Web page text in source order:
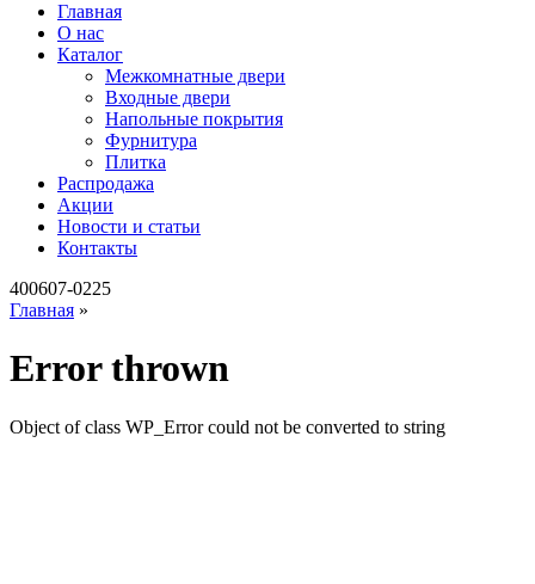
Главная
О нас
Каталог
Межкомнатные двери
Входные двери
Напольные покрытия
Фурнитура
Плитка
Распродажа
Акции
Новости и статьи
Контакты
400607-0225
Главная »
Error thrown
Object of class WP_Error could not be converted to string